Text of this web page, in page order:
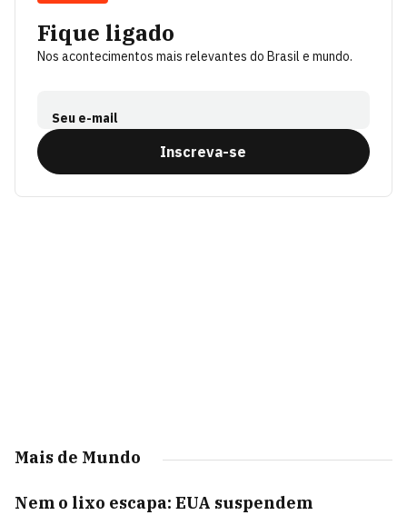
Fique ligado
Nos acontecimentos mais relevantes do Brasil e mundo.
Seu e-mail
Inscreva-se
Mais de Mundo
Nem o lixo escapa: EUA suspendem